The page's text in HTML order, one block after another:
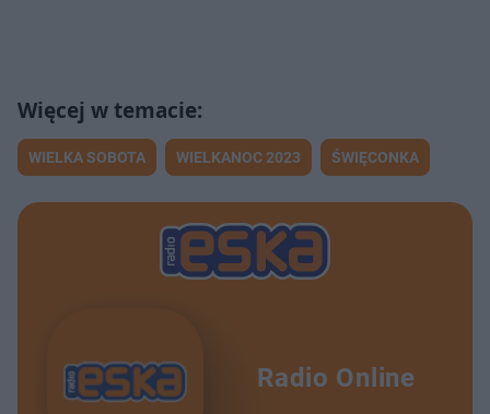
WIELKA SOBOTA WIELKANOC 2023 ŚWIĘCONKA
Radio Online